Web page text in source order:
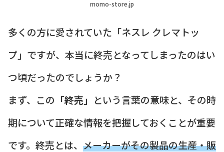
momo-store.jp
多くの方に愛されていた「ネスレ クレマトッ
プ」ですが、本当に終売となってしまったのはい
つ頃だったのでしょうか？
まず、この 「終売」 という言葉の意味と、その時
期について正確な情報を把握しておくことが重要
です。終売とは、 メーカーがその製品の生産・販